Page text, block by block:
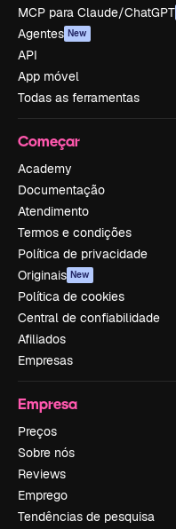
MCP para Claude/ChatGPT
Agentes New
API
App móvel
Todas as ferramentas
Começar
Academy
Documentação
Atendimento
Termos e condições
Política de privacidade
Originais New
Política de cookies
Central de confiabilidade
Afiliados
Empresas
Empresa
Preços
Sobre nós
Reviews
Emprego
Tendências de pesquisa